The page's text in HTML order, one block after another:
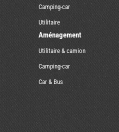
Camping-car
Utilitaire
Aménagement
Utilitaire & camion
Camping-car
Car & Bus